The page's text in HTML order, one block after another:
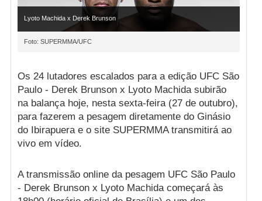
Lyoto Machida x Derek Brunson
Foto: SUPERMMA/UFC
Os 24 lutadores escalados para a edição UFC São
Paulo - Derek Brunson x Lyoto Machida subirão
na balança hoje, nesta sexta-feira (27 de outubro),
para fazerem a pesagem diretamente do Ginásio
do Ibirapuera e o site SUPERMMA transmitirá ao
vivo em vídeo.
A transmissão online da pesagem UFC São Paulo
- Derek Brunson x Lyoto Machida começará às